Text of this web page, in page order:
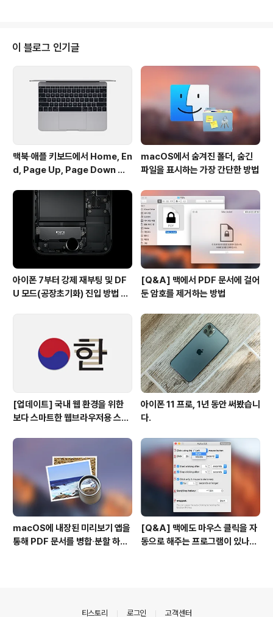
사용할 자신의 아바타를 만드는 용도 등 다양한 목적으로
사용할 수 있습니다. 맥에서는 매우 보기 드문 유형의 프로
그램이지만, 아이폰이나 안드로이드 앱을 통해 미리 만나
본 분들이 많을 텐데요. 이러한 앱과 사용 방법이 비슷하고
인터페이스가 직관적이라 큰 어려움 없이 바로 사용할 수
있습니다. 한 가..
이 블로그 인기글
맥북∙애플 키보드에서 Home, En
d, Page Up, Page Down 키
macOS에서 숨겨진 폴더, 숨긴
파일을 표시하는 가장 간단한 방법
아이폰 7부터 강제 재부팅 및 DF
U 모드(공장초기화) 진입 방법 변
[Q&A] 맥에서 PDF 문서에 걸어
둔 암호를 제거하는 방법
[업데이트] 국내 웹 환경을 위한
보다 스마트한 웹브라우저용 스타
아이폰 11 프로, 1년 동안 써봤습니
다.
macOS에 내장된 미리보기 앱을
통해 PDF 문서를 병합∙분할 하는
[Q&A] 맥에도 마우스 클릭을 자
동으로 해주는 프로그램이 있나
티스토리 로그인 고객센터